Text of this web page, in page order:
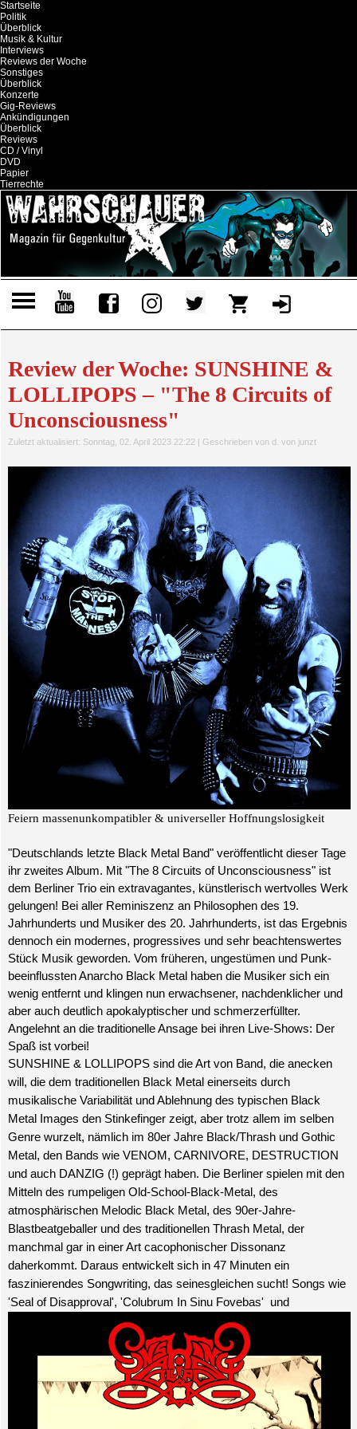
Startseite
Politik
Überblick
Musik & Kultur
Interviews
Reviews der Woche
Sonstiges
Überblick
Konzerte
Gig-Reviews
Ankündigungen
Überblick
Reviews
CD / Vinyl
DVD
Papier
Tierrechte
Review der Woche: SUNSHINE &
LOLLIPOPS – "The 8 Circuits of
Unconsciousness"
Zuletzt aktualisiert: Sonntag, 02. April 2023 22:22 | Geschrieben von d. von junzt
Feiern massenunkompatibler & universeller Hoffnungslosigkeit
"Deutschlands letzte Black Metal Band" veröffentlicht dieser Tage
ihr zweites Album. Mit "The 8 Circuits of Unconsciousness" ist
dem Berliner Trio ein extravagantes, künstlerisch wertvolles Werk
gelungen! Bei aller Reminiszenz an Philosophen des 19.
Jahrhunderts und Musiker des 20. Jahrhunderts, ist das Ergebnis
dennoch ein modernes, progressives und sehr beachtenswertes
Stück Musik geworden. Vom früheren, ungestümen und Punk-
beeinflussten Anarcho Black Metal haben die Musiker sich ein
wenig entfernt und klingen nun erwachsener, nachdenklicher und
aber auch deutlich apokalyptischer und schmerzerfüllter.
Angelehnt an die traditionelle Ansage bei ihren Live-Shows: Der
Spaß ist vorbei!
SUNSHINE & LOLLIPOPS sind die Art von Band, die anecken
will, die dem traditionellen Black Metal einerseits durch
musikalische Variabilität und Ablehnung des typischen Black
Metal Images den Stinkefinger zeigt, aber trotz allem im selben
Genre wurzelt, nämlich im 80er Jahre Black/Thrash und Gothic
Metal, den Bands wie VENOM, CARNIVORE, DESTRUCTION
und auch DANZIG (!) geprägt haben. Die Berliner spielen mit den
Mitteln des rumpeligen Old-School-Black-Metal, des
atmosphärischen Melodic Black Metal, des 90er-Jahre-
Blastbeatgeballer und des traditionellen Thrash Metal, der
manchmal gar in einer Art cacophonischer Dissonanz
daherkommt. Daraus entwickelt sich in 47 Minuten ein
faszinierendes Songwriting, das seinesgleichen sucht! Songs wie
'Seal of Disapproval', 'Colubrum In Sinu Fovebas' und